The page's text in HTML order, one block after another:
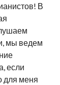
В
мы ведем
если
для меня